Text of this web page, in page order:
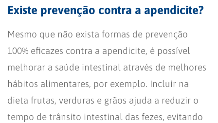
Existe prevenção contra a apendicite?
Mesmo que não exista formas de prevenção
100% eficazes contra a apendicite, é possível
melhorar a saúde intestinal através de melhores
hábitos alimentares, por exemplo. Incluir na
dieta frutas, verduras e grãos ajuda a reduzir o
tempo de trânsito intestinal das fezes, evitando